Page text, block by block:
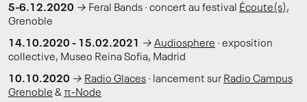
5-6.12.2020 → Feral Bands · concert au festival Écoute(s),
Grenoble
14.10.2020 - 15.02.2021
→ Audiosphere · exposition
collective, Museo Reina Sofia, Madrid
10.10.2020 → Radio Glaces · lancement sur Radio Campus
Grenoble &π-Node